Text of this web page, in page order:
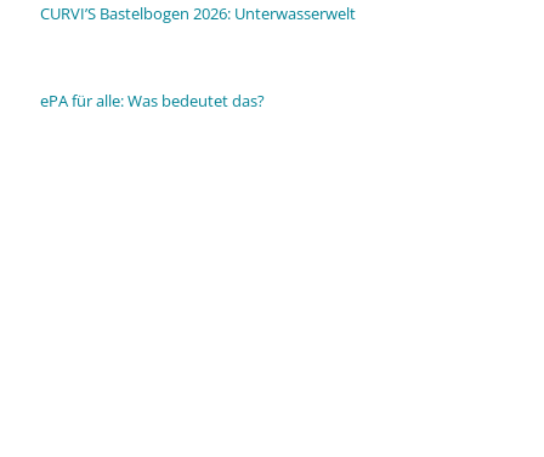
CURVI’S Bastelbogen 2026: Unterwasserwelt
ePA für alle: Was bedeutet das?